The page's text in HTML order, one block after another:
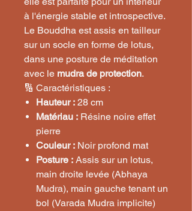
à l'énergie stable et introspective.
Le Bouddha est assis en tailleur
sur un socle en forme de lotus,
dans une posture de méditation
avec le mudra de protection.
🔢 Caractéristiques :
Hauteur : 28 cm
Matériau : Résine noire effet
pierre
Couleur : Noir profond mat
Posture : Assis sur un lotus,
main droite levée (Abhaya
Mudra), main gauche tenant un
bol (Varada Mudra implicite)